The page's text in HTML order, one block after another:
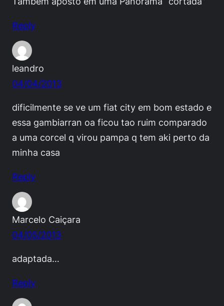
Reply
leandro
04/04/2013
dificilmente se ve um fiat city em bom estado e
essa gambiarran oa ficou tao ruim comparado
a uma corcel q virou pampa q tem aki perto da
minha casa
Reply
Marcelo Caiçara
04/05/2013
adaptada…
Reply